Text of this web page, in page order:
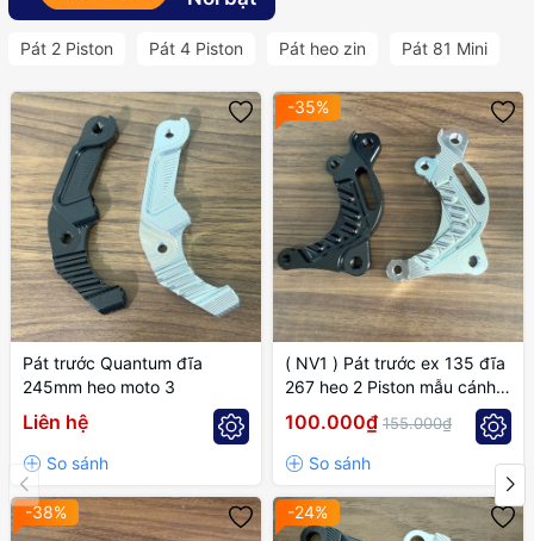
Pát 2 Piston Pát 4 Piston Pát heo zin Pát 81 Mini
Pát trước Quantum đĩa
245mm heo moto 3
Liên hệ
-35%
( NV1 ) Pát trước ex 135 đĩa
267 heo 2 Piston mẫu cánh
gió
100.000₫ 155.000₫
-38% -24%